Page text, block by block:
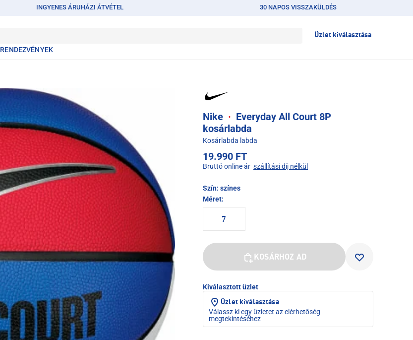
INGYENES ÁRUHÁZI ÁTVÉTEL 30 NAPOS VISSZAKÜLDÉS
Üzlet kiválasztása
RENDEZVÉNYEK
Nike · Everyday All Court 8P
kosárlabda
Kosárlabda labda
19.990 FT
Bruttó online ár szállítási díj nélkül
Szín: színes
Méret:
7
KOSÁRHOZ AD
Kiválasztott üzlet
Üzlet kiválasztása
Válassz ki egy üzletet az elérhetőség
megtekintéséhez